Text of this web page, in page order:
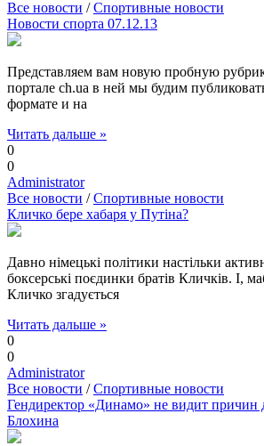
Все новости /Спортивные новости
Новости спорта 07.12.13
Представляем вам новую пробную
портале ch.ua в ней мы будим
формате и на
Читать дальше »
0
0
Administrator
Все новости /Спортивные новости
Кличко бере хабаря у Путіна?
Давно німецькі політики настільки
боксерські поєдинки братів Кличків. І,
Кличко згадується
Читать дальше »
0
0
Administrator
Все новости /Спортивные новости
Гендиректор «Динамо» не видит причин
Блохина